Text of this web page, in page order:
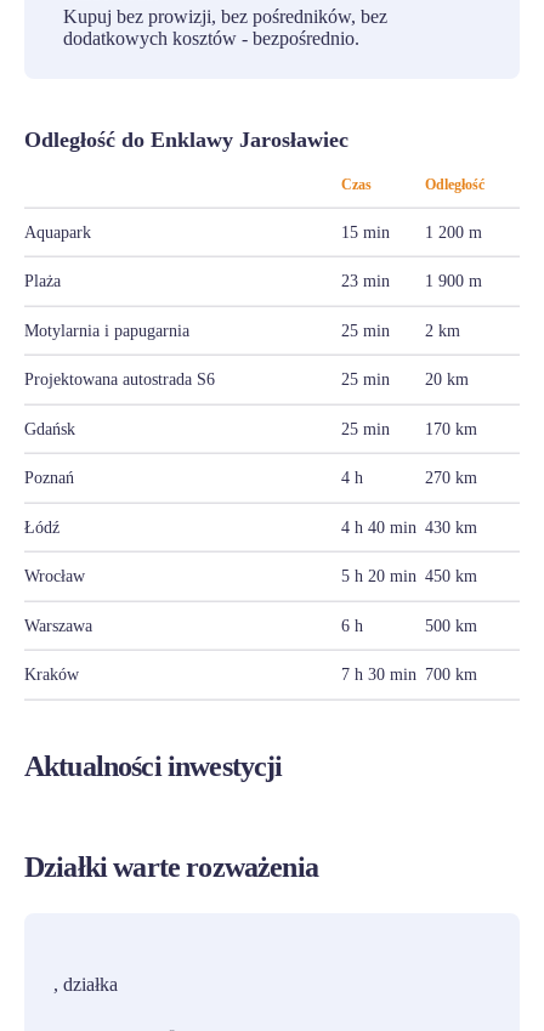
Kupuj bez prowizji, bez pośredników, bez
dodatkowych kosztów - bezpośrednio.
Odległość do Enklawy Jarosławiec
Czas Odległość
Aquapark 15 min 1 200 m
Plaża 23 min 1 900 m
Motylarnia i papugarnia 25 min 2 km
Projektowana autostrada S6 25 min 20 km
Gdańsk 25 min 170 km
Poznań 4 h 270 km
Łódź 4 h 40 min 430 km
Wrocław 5 h 20 min 450 km
Warszawa 6 h 500 km
Kraków 7 h 30 min 700 km
Aktualności inwestycji
Działki warte rozważenia
, działka